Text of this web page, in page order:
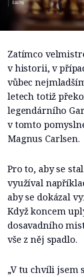
šachy
Zatímco
v historii, v
vůbec
letech totiž
legendárního
v tomto
Magnus Carlsen.
Pro to, aby se
využíval
aby se dokázal
Když koncem
dosavadního
vše z něj spadlo.
„V tu chvíli jsem